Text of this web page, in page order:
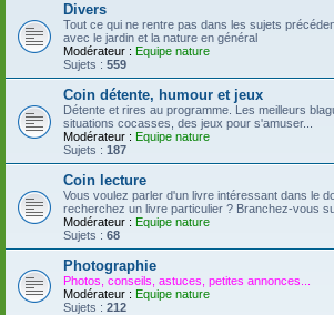
Divers
Tout ce qui ne rentre pas dans les sujets
avec le jardin et la nature en général
Modérateur : Equipe nature
Sujets : 559
Coin détente, humour et jeux
Détente et rires au programme. Les meilleurs
situations cocasses, des jeux pour s'amuser...
Modérateur : Equipe nature
Sujets : 187
Coin lecture
Vous voulez parler d'un livre intéressant dans le
recherchez un livre particulier ? Branchez-vous
Modérateur : Equipe nature
Sujets : 68
Photographie
Photos, conseils, astuces, petites annonces...
Modérateur : Equipe nature
Sujets : 212